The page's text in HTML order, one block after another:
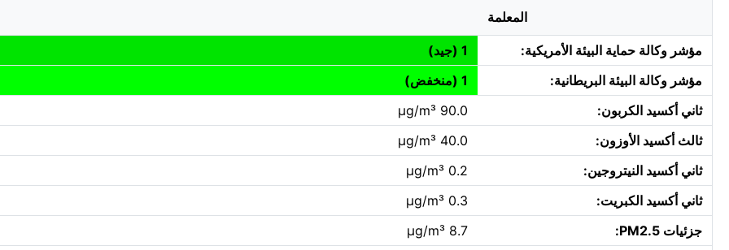
المعلمة
مؤشر وكالة حماية البيئة الأمريكية:
1 (جيد)
مؤشر وكالة البيئة البريطانية:
1 (منخفض)
ثاني أكسيد الكربون:
90.0 µg/m³
ثالث أكسيد الأوزون:
40.0 µg/m³
ثاني أكسيد النيتروجين:
0.2 µg/m³
ثاني أكسيد الكبريت:
0.3 µg/m³
جزئيات PM2.5:
8.7 µg/m³